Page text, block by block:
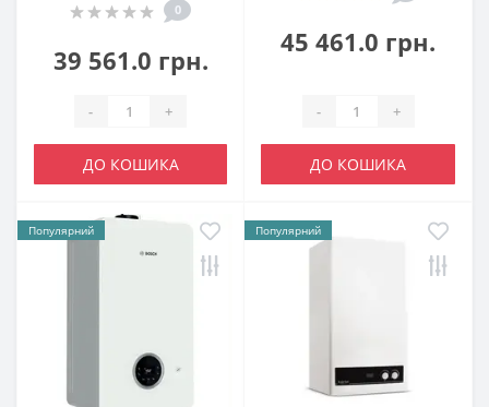
0
39 561.0 грн.
- +
ДО КОШИКА
45 461.0 грн.
- +
ДО КОШИКА
Популярний Популярний